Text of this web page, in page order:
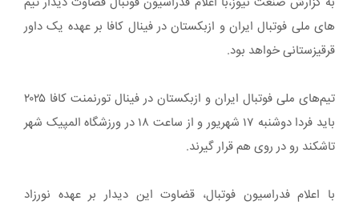
های ملی فوتبال ایران و ازبکستان در فینال کافا بر عهده یک داور
قرقیزستانی خواهد بود.
تیم‌های ملی فوتبال ایران و ازبکستان در فینال تورنمنت کافا ۲۰۲۵
باید فردا دوشنبه ۱۷ شهریور و از ساعت ۱۸ در ورزشگاه المپیک شهر
تاشکند رو در روی هم قرار گیرند.
با اعلام فدراسیون فوتبال، قضاوت این دیدار بر عهده نورزاد